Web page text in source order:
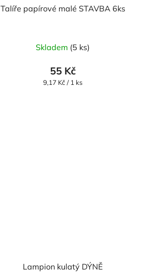
Talíře papírové malé STAVBA 6ks
Skladem (5 ks)
55 Kč
Měrná
9,17 Kč / 1 ks
Lampion kulatý DÝNĚ